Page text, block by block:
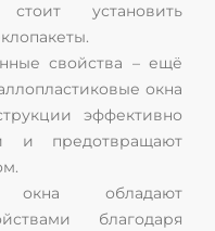
установить
свойства – ещё
окна
эффективно
и предотвращают
обладают
благодаря